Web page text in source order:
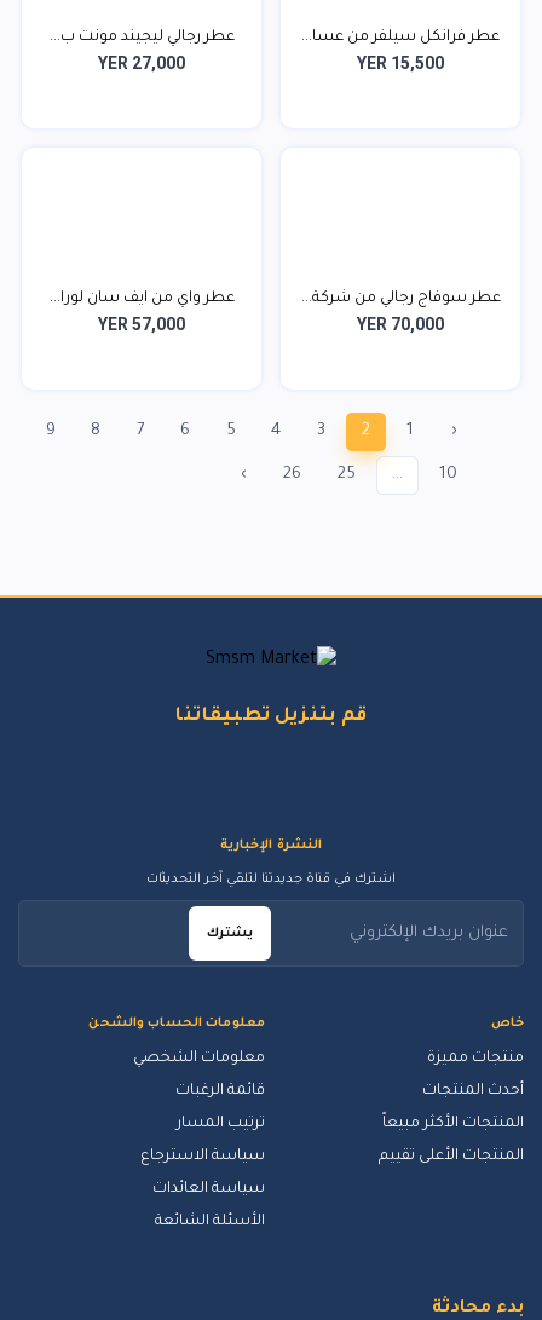
عطر فرانكل سيلفر من عسا...
YER 15,500
عطر رجالي ليجيند مونت ب...
YER 27,000
عطر سوفاج رجالي من شركة...
YER 70,000
عطر واي من ايف سان لورا...
YER 57,000
‹
1
2
3
4
5
6
7
8
9
10
...
25
26
›
قم بتنزيل تطبيقاتنا
خاص
منتجات مميزة
أحدث المنتجات
المنتجات الأكثر مبيعاً
المنتجات الأعلى تقييم
معلومات الحساب والشحن
معلومات الشخصي
قائمة الرغبات
ترتيب المسار
سياسة الاسترجاع
سياسة العائدات
الأسئلة الشائعة
النشرة الإخبارية
اشترك في قناة جديدتنا لتلقي آخر التحديثات
يشترك
بدء محادثة